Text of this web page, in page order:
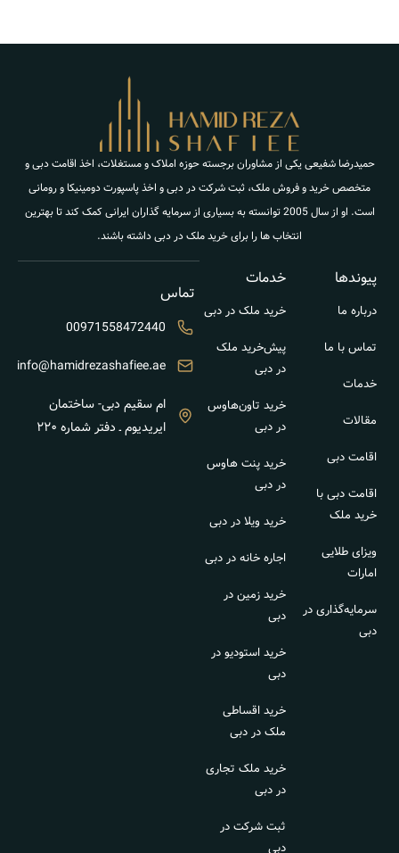
حمیدرضا شفیعی یکی از مشاوران برجسته حوزه املاک و مستغلات، اخذ اقامت دبی و
متخصص خرید و فروش ملک، ثبت شرکت در دبی و اخذ پاسپورت دومینیکا و رومانی
است. او از سال 2005 توانسته به بسیاری از سرمایه گذاران ایرانی کمک کند تا بهترین
انتخاب ها را برای خرید ملک در دبی داشته باشند.
پیوندها
درباره ما
تماس با ما
خدمات
مقالات
اقامت دبی
اقامت دبی با
خرید ملک
ویزای طلایی
امارات
سرمایه‌گذاری در
دبی
خدمات
خرید ملک در دبی
پیش‌خرید ملک
در دبی
خرید تاون‌هاوس
در دبی
خرید پنت هاوس
در دبی
خرید ویلا در دبی
اجاره خانه در دبی
خرید زمین در
دبی
خرید استودیو در
دبی
خرید اقساطی
ملک در دبی
خرید ملک تجاری
در دبی
ثبت شرکت در
دبی
تماس
00971558472440
info@hamidrezashafiee.ae
ام سقیم دبی- ساختمان
ایریدیوم ـ دفتر شماره ۲۲۰